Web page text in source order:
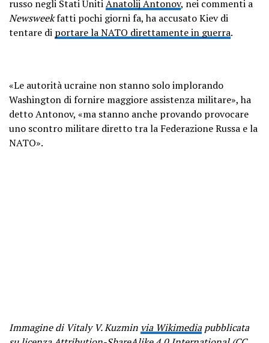
russo negli Stati UnitiAnatolij Antonov, nei commenti a
Newsweekfatti pochi giorni fa, ha accusato Kiev di
tentare di portare la NATO direttamente in guerra.
«Le autorità ucraine non stanno solo implorando
Washington di fornire maggiore assistenza militare», ha
detto Antonov, «ma stanno anche provando provocare
uno scontro militare diretto tra la Federazione Russa e la
NATO».
Immagine di Vitaly V. Kuzmin via Wikimediapubblicata